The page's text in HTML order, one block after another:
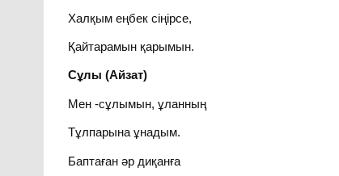
Халқым еңбек сіңірсе,
Қайтарамын қарымын.
Сұлы (Айзат)
Мен -сұлымын, ұланның
Тұлпарына ұнадым.
Баптаған әр диқанға